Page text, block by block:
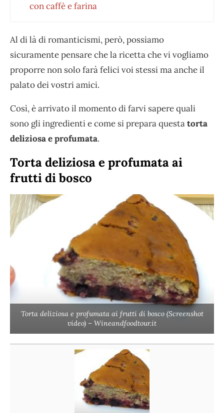
con caffè e farina
Al di là di romanticismi, però, possiamo
sicuramente pensare che la ricetta che vi vogliamo
proporre non solo farà felici voi stessi ma anche il
palato dei vostri amici.
Così, è arrivato il momento di farvi sapere quali
sono gli ingredienti e come si prepara questatorta
deliziosa e profumata.
Torta deliziosa e profumata ai
frutti di bosco
Torta deliziosa e profumata ai frutti di bosco (Screenshot
video) – Wineandfoodtour.it